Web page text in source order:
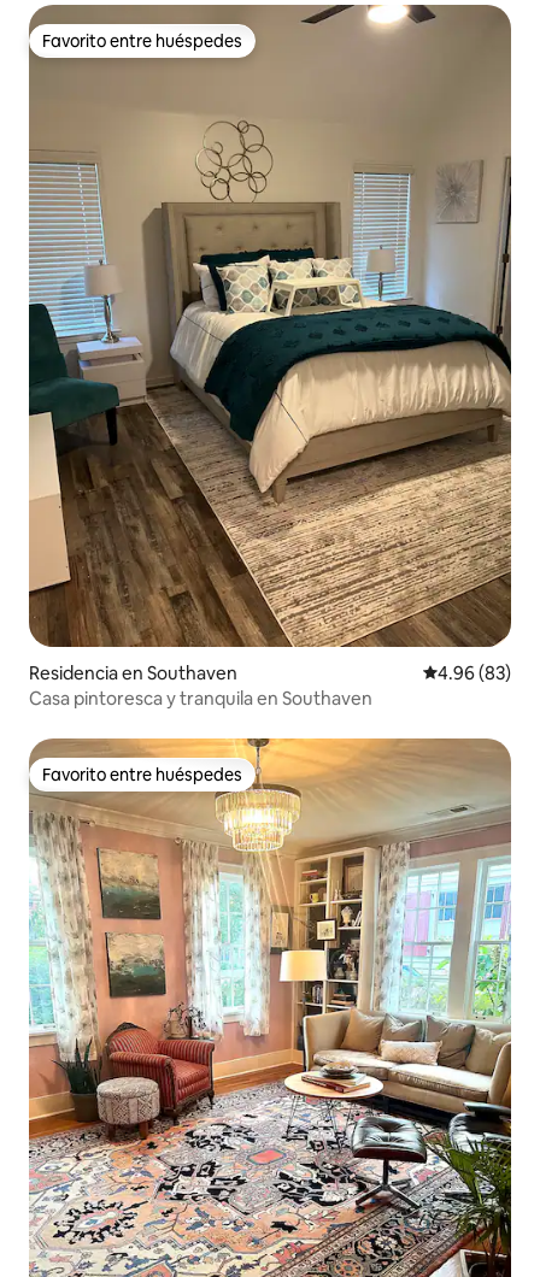
Favorito entre huéspedes
Favorito entre huéspedes
Residencia en Southaven Calificación
4.96 (83)
Casa pintoresca y tranquila en Southaven
Favorito entre huéspedes
Favorito entre huéspedes